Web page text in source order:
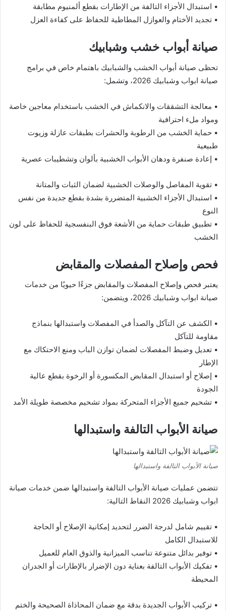
• استبدال الأجزاء التالفة من الإطارات بقطع ألمنيوم مطابقة
• تجديد الأختام والعوازل المطاطية للحفاظ على كفاءة العزل
صيانة أبواب خشب وشبابيك
تحظى صيانة أبواب الخشب والشبابيك باهتمام خاص في برامج
صيانة ابواب وشبابيك 2026، وتشمل:
• معالجة التشققات والانكماش في الخشب باستخدام معاجين خاصة
ومواد ملء احترافية
• حماية الخشب من الرطوبة والحشرات بطبقات عازلة وزيوت
طبيعية
• إعادة صنفرة ودهان الأبواب الخشبية بألوان وتشطيبات عصرية
• تقوية المفاصل والوصلات الخشبية لضمان الثبات والمتانة
• استبدال الأجزاء الخشبية المتضررة بشدة بقطع جديدة من نفس
النوع
• تطبيق طبقات حماية من الأشعة فوق البنفسجية للحفاظ على لون
الخشب
فحص وإصلاح المفصلات والمقابض
يعتبر فحص وإصلاح المفصلات والمقابض جزءًا حيويًا من خدمات
صيانة ابواب وشبابيك 2026، ويتضمن:
• الكشف عن التآكل والصدأ في المفصلات واستبدالها بنماذج
مقاومة للتآكل
• تعديل وضبط المفصلات لضمان توازن الباب ومنع الاحتكاك مع
الإطار
• إصلاح أو استبدال المقابض المكسورة أو الرخوة بقطع عالية
الجودة
• تشحيم جميع الأجزاء المتحركة بمواد تشحيم مخصصة طويلة الأمد
صيانة الأبواب التالفة واستبدالها
صيانة الأبواب التالفة واستبدالها
تتضمن عمليات صيانة الأبواب التالفة واستبدالها ضمن خدمات صيانة
ابواب وشبابيك 2026 النقاط التالية:
• تقييم شامل لدرجة الضرر لتحديد إمكانية الإصلاح أو الحاجة
للاستبدال الكامل
• توفير بدائل متنوعة تناسب الميزانية والذوق العام للعميل
• تفكيك الأبواب التالفة بعناية دون الإضرار بالإطارات أو الجدران
المحيطة
• تركيب الأبواب الجديدة بدقة مع ضمان المحاذاة الصحيحة والختم